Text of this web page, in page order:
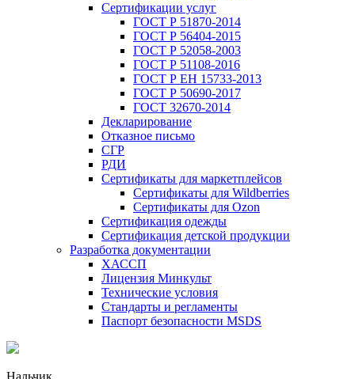
Сертификации услуг
ГОСТ Р 51870-2014
ГОСТ Р 56404-2015
ГОСТ Р 52058-2003
ГОСТ Р 51108-2016
ГОСТ Р ЕН 15733-2013
ГОСТ Р 50690-2017
ГОСТ 32670-2014
Декларирование
Отказное письмо
СГР
РДИ
Сертификаты для маркетплейсов
Сертификаты для Wildberries
Сертификаты для Ozon
Сертификация одежды
Сертификация детской продукции
Разработка документации
ХАССП
Лицензия Минкульт
Технические условия
Стандарты и регламенты
Паспорт безопасности MSDS
Нальчик